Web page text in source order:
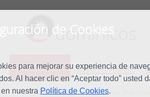
de Cookies
para mejorar su experiencia de
Al hacer clic en “Aceptar todo”
nuestra Política de Cookies.
dominicos
Predicación Espiritualidad
Inicio Predicación Martirio de San Juan